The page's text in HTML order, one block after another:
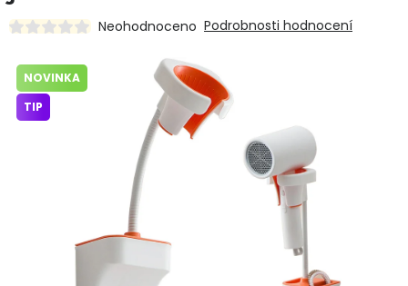
Dílna
Dětská hřiště
Autodoplňky
Neohodnoceno Podrobnosti hodnocení
NOVINKA
TIP